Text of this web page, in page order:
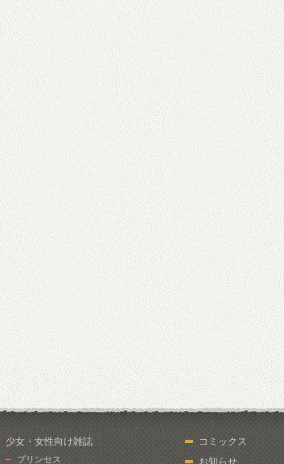
少女・女性向け雑誌
プリンセス
コミックス
お知らせ